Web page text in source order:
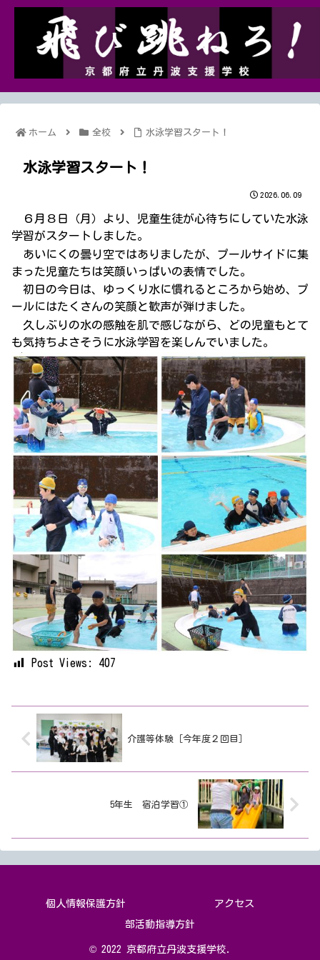
ホーム 全校 水泳学習スタート！
水泳学習スタート！
2026.06.09
６月８日（月）より、児童生徒が心待ちにしていた水泳
学習がスタートしました。
あいにくの曇り空ではありましたが、プールサイドに集
まった児童たちは笑顔いっぱいの表情でした。
初日の今日は、ゆっくり水に慣れるところから始め、プ
ールにはたくさんの笑顔と歓声が弾けました。
久しぶりの水の感触を肌で感じながら、どの児童もとて
も気持ちよさそうに水泳学習を楽しんでいました。
Post Views: 407
介護等体験［今年度２回目］
5年生 宿泊学習①
個人情報保護方針 アクセス
部活動指導方針
© 2022 京都府立丹波支援学校.